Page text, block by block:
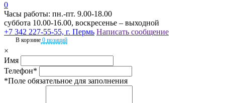
0
Часы работы: пн.-пт. 9.00-18.00
суббота 10.00-16.00, воскресенье – выходной
+7 342 227-55-55, г. Пермь Написать сообщение
В корзине 0 позиций
×
Имя
Телефон*
*Поле обязательное для заполнения